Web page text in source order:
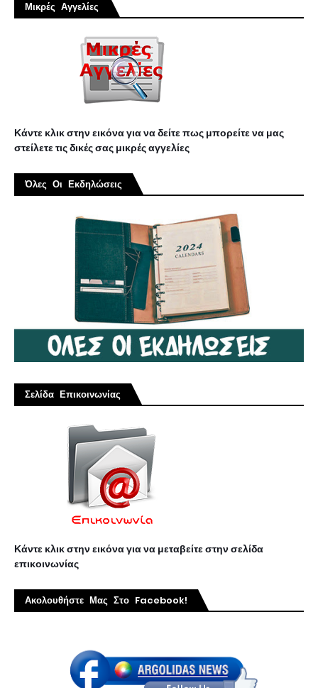
Μικρές Αγγελίες
Κάντε κλικ στην εικόνα για να δείτε πως μπορείτε να μας
στείλετε τις δικές σας μικρές αγγελίες
Όλες Οι Εκδηλώσεις
Σελίδα Επικοινωνίας
Κάντε κλικ στην εικόνα για να μεταβείτε στην σελίδα
επικοινωνίας
Ακολουθήστε Μας Στο Facebook!